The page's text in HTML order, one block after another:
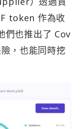
token 作為收
也推出了 Cov
，也能同時挖